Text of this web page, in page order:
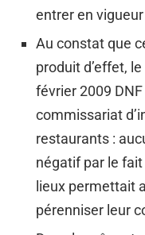
entrer en
Au constat que
produit d’effet,
février 2009
commissariat
restaurants :
négatif par le
lieux permettait
pérenniser leur